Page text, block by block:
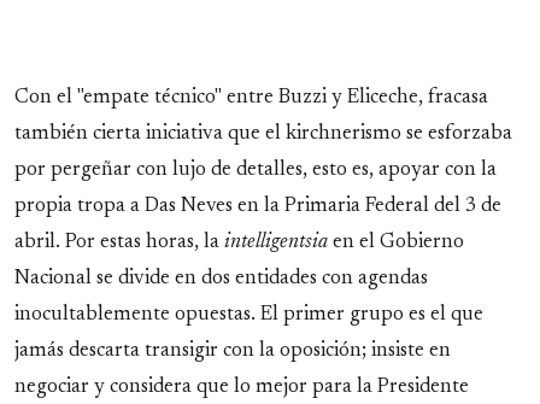
Con el "empate técnico" entre Buzzi y Eliceche, fracasa
también cierta iniciativa que el kirchnerismo se esforzaba
por pergeñar con lujo de detalles, esto es, apoyar con la
propia tropa a Das Neves en la Primaria Federal del 3 de
abril. Por estas horas, la intelligentsia en el Gobierno
Nacional se divide en dos entidades con agendas
inocultablemente opuestas. El primer grupo es el que
jamás descarta transigir con la oposición; insiste en
negociar y considera que lo mejor para la Presidente